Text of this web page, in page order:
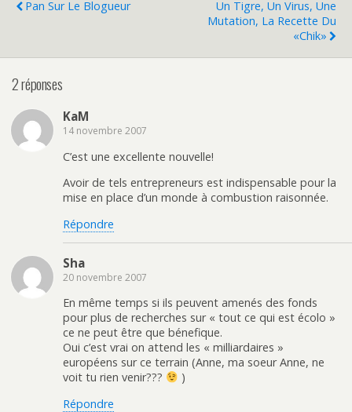
Pan Sur Le Blogueur
Un Tigre, Un Virus, Une
Mutation, La Recette Du
«Chik»
2 réponses
KaM
14 novembre 2007
C’est une excellente nouvelle!
Avoir de tels entrepreneurs est indispensable pour la
mise en place d’un monde à combustion raisonnée.
Répondre
Sha
20 novembre 2007
En même temps si ils peuvent amenés des fonds
pour plus de recherches sur « tout ce qui est écolo »
ce ne peut être que bénefique.
Oui c’est vrai on attend les « milliardaires »
européens sur ce terrain (Anne, ma soeur Anne, ne
voit tu rien venir???
)
Répondre